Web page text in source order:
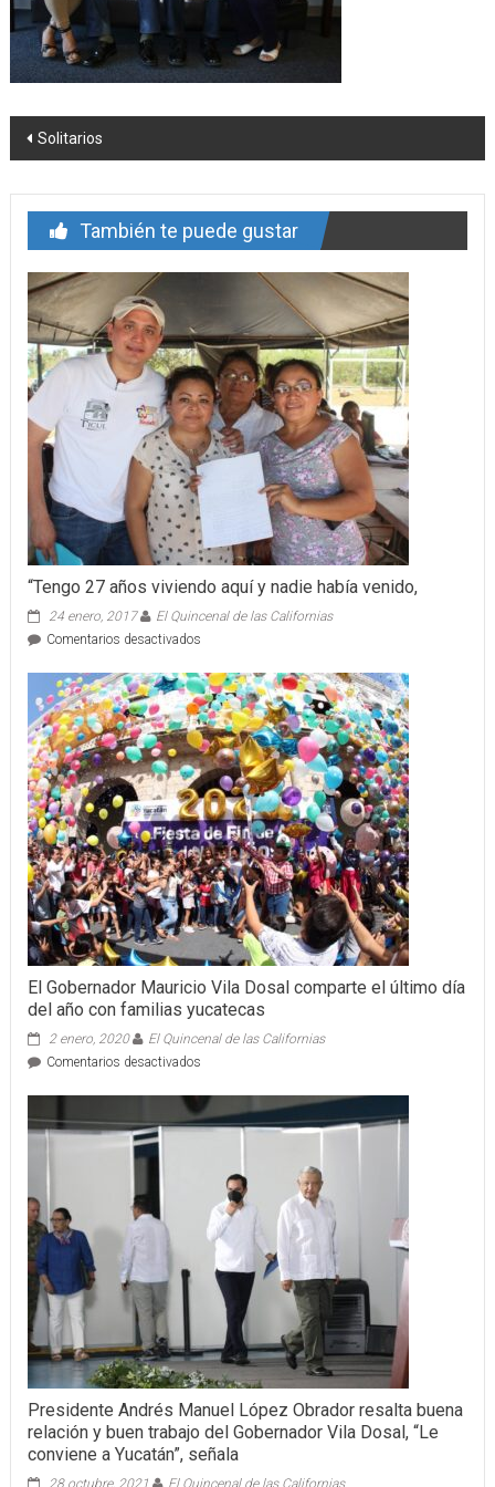
Navegación
entrada
Solitarios
También te puede gustar
“Tengo 27 años viviendo aquí y nadie había venido,
24 enero, 2017
El Quincenal de las Californias
Comentarios desactivadosen
27
años
viviendo
aquí
y
nadie
había
venido,
El Gobernador Mauricio Vila Dosal comparte el último día
del año con familias yucatecas
2 enero, 2020
El Quincenal de las Californias
Comentarios desactivadosen
Gobernador
Mauricio
comparte
último
día
año
familias
yucatecas
Presidente Andrés Manuel López Obrador resalta buena
relación y buen trabajo del Gobernador Vila Dosal, “Le
conviene a Yucatán”, señala
28 octubre, 2021
El Quincenal de las Californias